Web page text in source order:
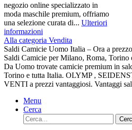
negozio online specializzato in
moda maschile premium, offriamo
una selezione curata di... Ulteriori
informazioni
Alla categoria Vendita
Saldi Camicie Uomo Italia – Ora a
Saldi Camicie per Milano, Roma, Torino
Da Uomo trovate camicie premium in
Torino e tutta Italia. OLYMP ,
VENTI a prezzi vantaggiosi. Vantaggi
Menu
Cerca